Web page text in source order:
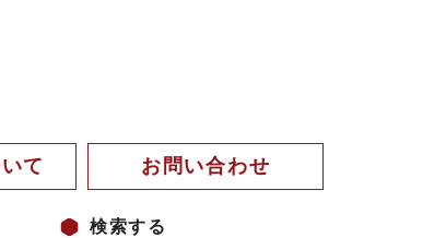
て お問い合わせ
検索する